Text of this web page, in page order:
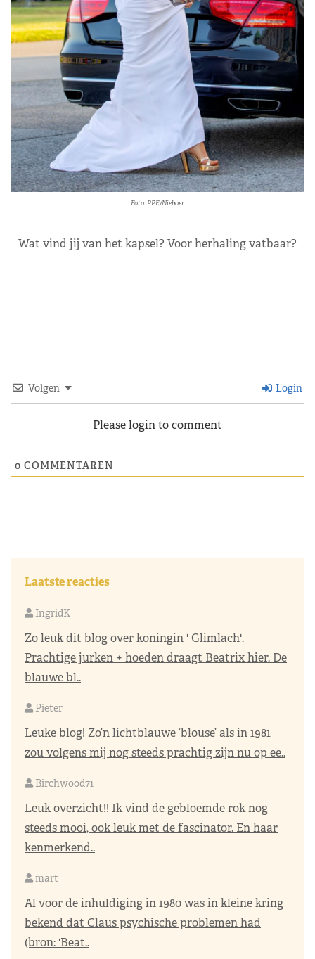
Foto: PPE/Nieboer
Wat vind jij van het kapsel? Voor herhaling vatbaar?
Volgen Login
Please login to comment
0 COMMENTAREN
Laatste reacties
IngridK
Zo leuk dit blog over koningin ' Glimlach'.
Prachtige jurken + hoeden draagt Beatrix hier. De
blauwe bl..
Pieter
Leuke blog! Zo’n lichtblauwe ‘blouse’ als in 1981
zou volgens mij nog steeds prachtig zijn nu op ee..
Birchwood71
Leuk overzicht!! Ik vind de gebloemde rok nog
steeds mooi, ook leuk met de fascinator. En haar
kenmerkend..
mart
Al voor de inhuldiging in 1980 was in kleine kring
bekend dat Claus psychische problemen had
(bron: 'Beat..